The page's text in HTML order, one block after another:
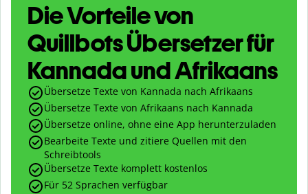
Die Vorteile von
Quillbots Übersetzer für
Kannada und Afrikaans
Übersetze Texte von Kannada nach Afrikaans
Übersetze Texte von Afrikaans nach Kannada
Übersetze online, ohne eine App herunterzuladen
Bearbeite Texte und zitiere Quellen mit den
Schreibtools
Übersetze Texte komplett kostenlos
Für 52 Sprachen verfügbar